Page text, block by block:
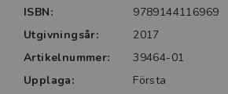
ISBN:
9789144116969
Utgivningsår:
2017
Artikelnummer:
39464-01
Upplaga:
Första